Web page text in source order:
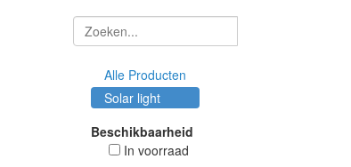
Alle Producten
Solar light
Beschikbaarheid
In voorraad